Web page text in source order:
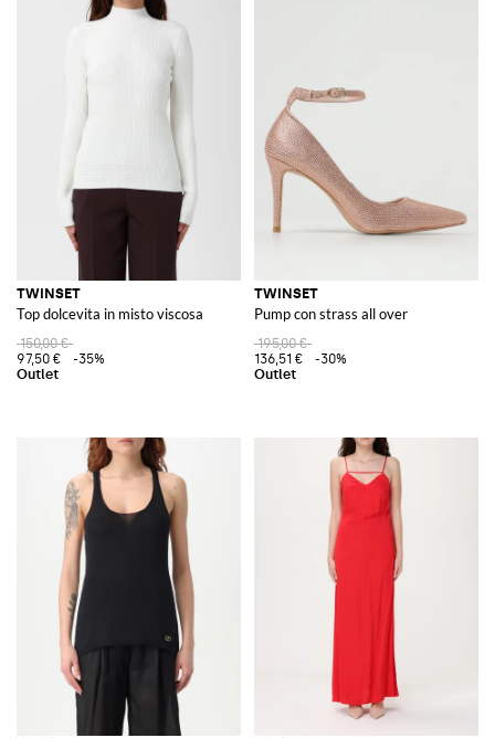
TWINSET
Top dolcevita in misto viscosa
150,00 €
97,50 €
-35%
TWINSET
Pump con strass all over
195,00 €
136,51 €
-30%